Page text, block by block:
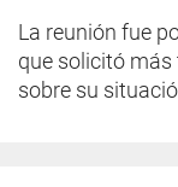
La reunión fue
que solicitó
sobre su